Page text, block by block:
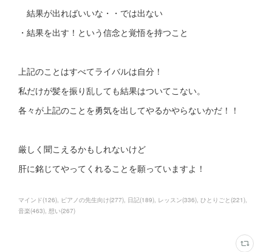
結果が出ればいいな・・では出ない
・結果を出す！という信念と覚悟を持つこと
上記のことはすべてライバルは自分！
私だけが髪を振り乱しても結果はついてこない。
各々が上記のことを勇気を出してやるかやらないかだ！！
厳しく聞こえるかもしれないけど
肝に銘じてやってくれることを願っていますよ！
マインド(126) ピアノの先生向け(277) 日記(189) レッスン(336) ひとりごと (221)
音楽(463) 想い(267)